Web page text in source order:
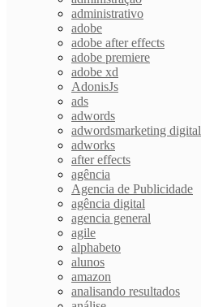
administrativo
adobe
adobe after effects
adobe premiere
adobe xd
AdonisJs
ads
adwords
adwordsmarketing digital
adworks
after effects
agência
Agencia de Publicidade
agência digital
agencia general
agile
alphabeto
alunos
amazon
analisando resultados